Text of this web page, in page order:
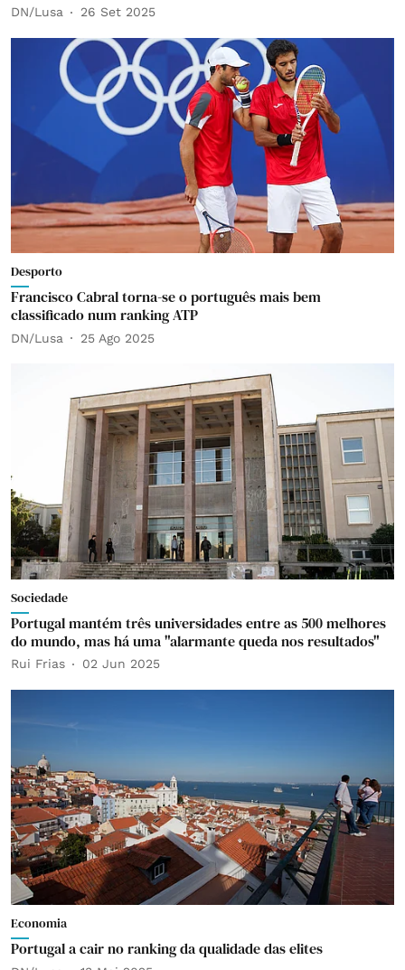
DN/Lusa 26 Set 2025
Desporto
Francisco Cabral torna-se o português mais bem
classificado num ranking ATP
DN/Lusa 25 Ago 2025
Sociedade
Portugal mantém três universidades entre as 500 melhores
do mundo, mas há uma "alarmante queda nos resultados"
Rui Frias 02 Jun 2025
Economia
Portugal a cair no ranking da qualidade das elites